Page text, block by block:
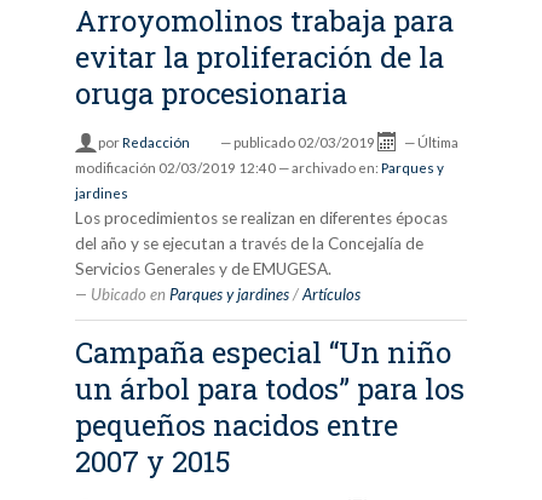
Arroyomolinos trabaja para
evitar la proliferación de la
oruga procesionaria
porRedacción — publicado 02/03/2019 — Última
modificación 02/03/2019 12:40 — archivado en: Parques y
jardines
Los procedimientos se realizan en diferentes épocas
del año y se ejecutan a través de la Concejalía de
Servicios Generales y de EMUGESA.
Ubicado en Parques y jardines /Artículos
Campaña especial “Un niño
un árbol para todos” para los
pequeños nacidos entre
2007 y 2015